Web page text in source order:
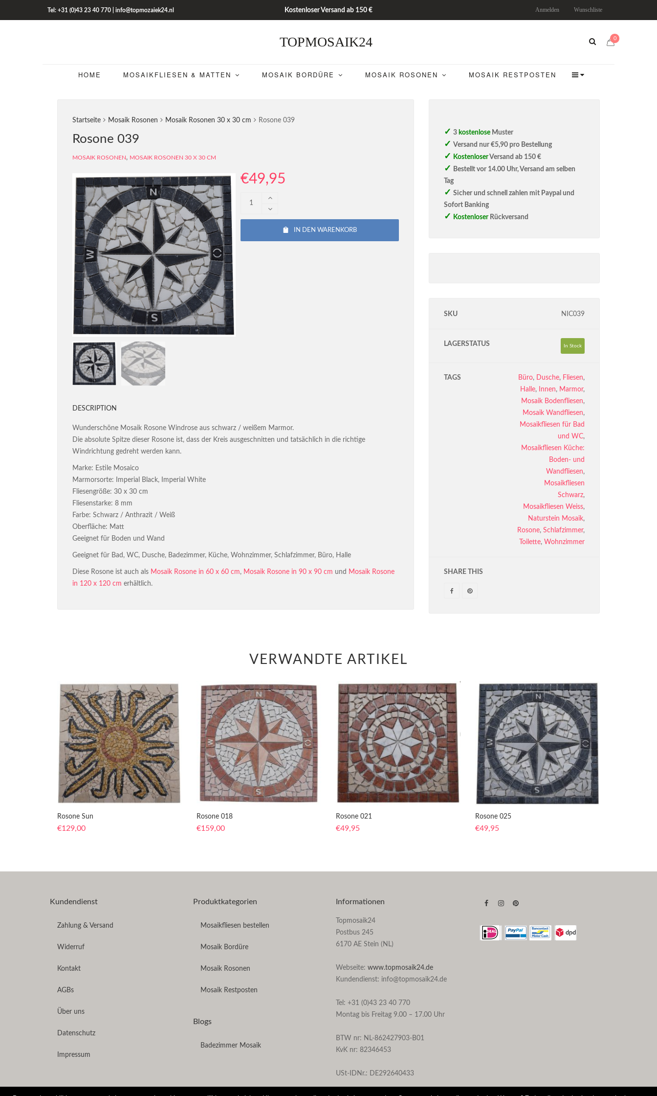
Tel: +31 (0)43 23 40 770 | info@topmozaiek24.nl Kostenloser Versand ab 150 € Anmelden Wunschliste
TOPMOSAIK24 0
HOME MOSAIKFLIESEN & MATTEN MOSAIK BORDÜRE MOSAIK ROSONEN MOSAIK RESTPOSTEN
Startseite Mosaik Rosonen Mosaik Rosonen 30 x 30 cm Rosone 039
Rosone 039
MOSAIK ROSONEN, MOSAIK ROSONEN 30 X 30 CM
€49,95
IN DEN WARENKORB
DESCRIPTION
Wunderschöne Mosaik Rosone Windrose aus schwarz / weißem Marmor.
Die absolute Spitze dieser Rosone ist, dass der Kreis ausgeschnitten und tatsächlich in die richtige
Windrichtung gedreht werden kann.
Marke: Estile Mosaico
Marmorsorte: Imperial Black, Imperial White
Fliesengröße: 30 x 30 cm
Fliesenstarke: 8 mm
Farbe: Schwarz / Anthrazit / Weiß
Oberfläche: Matt
Geeignet für Boden und Wand
Geeignet für Bad, WC, Dusche, Badezimmer, Küche, Wohnzimmer, Schlafzimmer, Büro, Halle
Diese Rosone ist auch als Mosaik Rosone in 60 x 60 cm, Mosaik Rosone in 90 x 90 cm und Mosaik Rosone
in 120 x 120 cm erhältlich.
3 kostenlose Muster
Versand nur €5,90 pro Bestellung
KostenloserVersand ab 150 €
Bestellt vor 14.00 Uhr, Versand am selben
Tag
Sicher und schnell zahlen mit Paypal und
Sofort Banking
KostenloserRückversand
SKU NIC039
LAGERSTATUS In Stock
TAGS Büro, Dusche, Fliesen,
Halle, Innen, Marmor,
Mosaik Bodenfliesen,
Mosaik Wandfliesen,
Mosaikfliesen für Bad
und WC,
Mosaikfliesen Küche:
Boden- und
Wandfliesen,
Mosaikfliesen
Schwarz,
Mosaikfliesen Weiss,
Naturstein Mosaik,
Rosone, Schlafzimmer,
Toilette, Wohnzimmer
SHARE THIS
VERWANDTE ARTIKEL
Rosone Sun
€129,00
Rosone 018
€159,00
Rosone 021
€49,95
Rosone 025
€49,95
Kundendienst
Zahlung & Versand
Widerruf
Kontakt
AGBs
Über uns
Datenschutz
Impressum
Produktkategorien
Mosaikfliesen bestellen
Mosaik Bordüre
Mosaik Rosonen
Mosaik Restposten
Blogs
Badezimmer Mosaik
Informationen
Topmosaik24
Postbus 245
6170 AE Stein (NL)
Webseite: www.topmosaik24.de
Kundendienst: info@topmosaik24.de
Tel: +31 (0)43 23 40 770
Montag bis Freitag 9.00 – 17.00 Uhr
BTW nr: NL-862427903-B01
KvK nr: 82346453
USt-IDNr.: DE292640433